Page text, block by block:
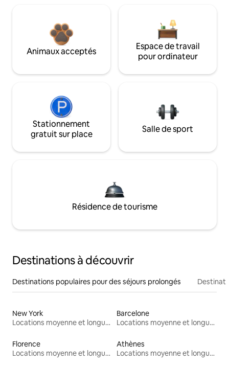
Animaux acceptés
Espace de travail
pour ordinateur
Stationnement
gratuit sur place
Salle de sport
Résidence de tourisme
Destinations à découvrir
Destinations populaires pour des séjours prolongés
New York
Locations moyenne et longue durée
Barcelone
Locations moyenne et longue durée
Florence
Locations moyenne et longue durée
Athènes
Locations moyenne et longue durée